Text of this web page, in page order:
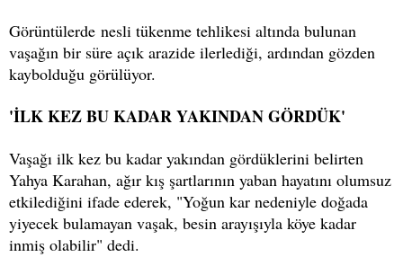
Görüntülerde nesli tükenme tehlikesi altında bulunan
vaşağın bir süre açık arazide ilerlediği, ardından gözden
kaybolduğu görülüyor.
'İLK KEZ BU KADAR YAKINDAN GÖRDÜK'
Vaşağı ilk kez bu kadar yakından gördüklerini belirten
Yahya Karahan, ağır kış şartlarının yaban hayatını olumsuz
etkilediğini ifade ederek, "Yoğun kar nedeniyle doğada
yiyecek bulamayan vaşak, besin arayışıyla köye kadar
inmiş olabilir" dedi.